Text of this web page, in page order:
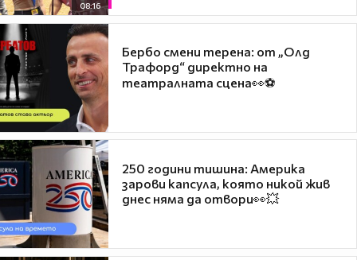
08:16
Бербо смени терена: от „Олд
Трафорд“ директно на
театралната сцена👀⚽
250 години тишина: Америка
зарови капсула, която никой жив
днес няма да отвори👀💥